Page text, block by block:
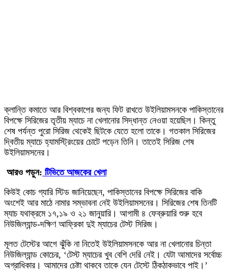
ক্লান্তি কমাতে আর বিশ্বকাপের জন্য ফিট রাখতে উইলিয়ামসনকে পাকিস্তানের
বিপক্ষে সিরিজের তৃতীয় ম্যাচে না খেলানোর সিদ্ধান্ত নেওয়া হয়েছিল। কিন্তু
শেষ পর্যন্ত পুরো সিরিজ থেকেই ছিটকে যেতে হলো তাকে। গতকাল সিরিজের
দ্বিতীয় ম্যাচে হ্যামস্ট্রিংয়ের চোটে পড়েন তিনি। তাতেই সিরিজ শেষ
উইলিয়ামসনের।
আরও পড়ুন: টিভিতে আজকের খেলা
কিউই কোচ গ্যারি স্টিড জানিয়েছেন, পাকিস্তানের বিপক্ষে সিরিজের বাকি
অংশেই আর মাঠে নামার সম্ভাবনা নেই উইলিয়ামসনের। সিরিজের শেষ তিনটি
ম্যাচ যথাক্রমে ১৭,১৯ ও ২১ জানুয়ারি। আগামী ৪ ফেব্রুয়ারি শুরু হবে
নিউজিল্যান্ড-দক্ষিণ আফ্রিকা দুই ম্যাচের টেস্ট সিরিজ।
মূলত টেস্টের আগে ঝুঁকি না নিতেই উইলিয়ামসনকে আর না খেলানোর চিন্তা
নিউজিল্যান্ড কোচের, ‘টেস্ট ম্যাচের খুব বেশি দেরি নেই। যেটা আমাদের সর্বোচ্চ
অগ্রাধিকার। আমাদের চেষ্টা থাকবে তাকে যেন টেস্টে ঠিকঠাকভাবে পাই।’